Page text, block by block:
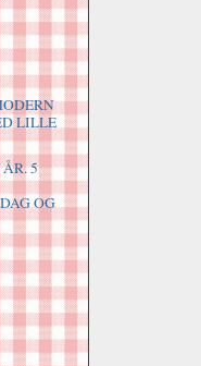
LILLE
5
OG